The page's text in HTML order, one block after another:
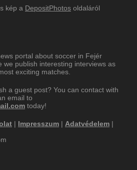
kép a DepositPhotos oldaláról
portal about soccer in Fejér
we publish interesting interviews as
exciting matches.
a guest post? You can contact with
email to
today!
| Impresszum | Adatvédelem |